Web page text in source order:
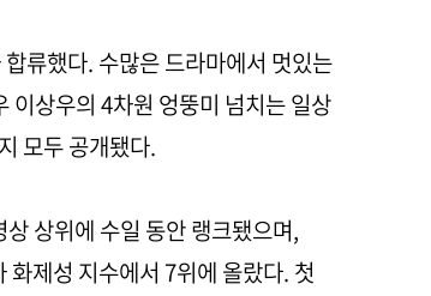
류했다. 수많은 드라마에서 멋있는
이상우의 4차원 엉뚱미 넘치는 일상
모두 공개됐다.
상위에 수일 동안 랭크됐으며,
제성 지수에서 7위에 올랐다. 첫